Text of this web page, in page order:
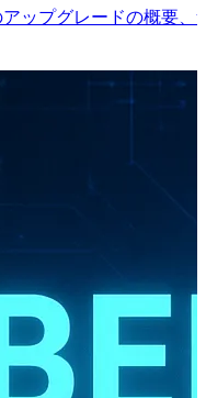
ップグレードの概要